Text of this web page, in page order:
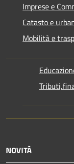
Imprese e
Catasto e
Mobilità e
NOVITÀ